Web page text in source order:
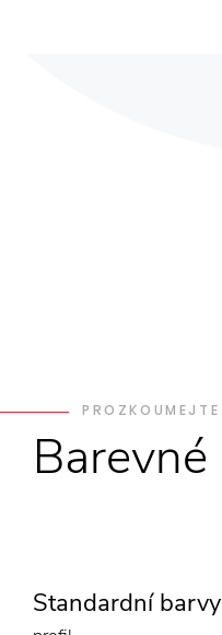
PROZKOUMEJTE
Barevné
Standardní barvy